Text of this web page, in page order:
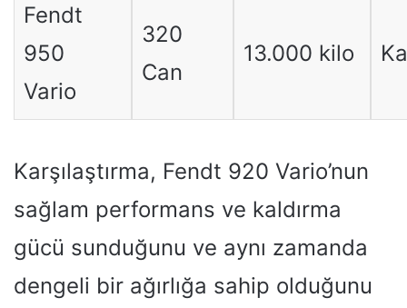
Fendt
950
Vario
320
Can
13.000 kilo
Karşılaştırma, Fendt 920 Vario’nun
sağlam performans ve kaldırma
gücü sunduğunu ve aynı zamanda
dengeli bir ağırlığa sahip olduğunu